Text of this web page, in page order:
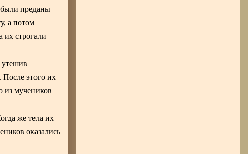
были преданы
а потом
их строгали
утешив
После этого их
из мучеников
же тела их
оказались